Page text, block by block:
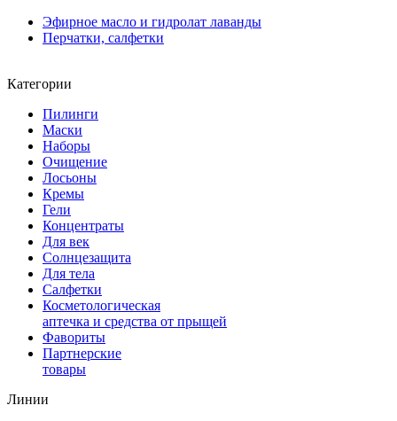
Эфирное масло и гидролат лаванды
Перчатки, салфетки
Категории
Пилинги
Маски
Наборы
Очищение
Лосьоны
Кремы
Гели
Концентраты
Для век
Солнцезащита
Для тела
Салфетки
Косметологическая
аптечка и средства от прыщей
Фавориты
Партнерские
товары
Линии